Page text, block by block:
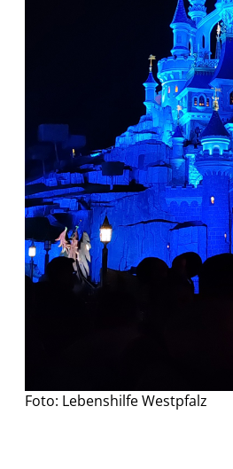
Foto: Lebenshilfe Westpfalz